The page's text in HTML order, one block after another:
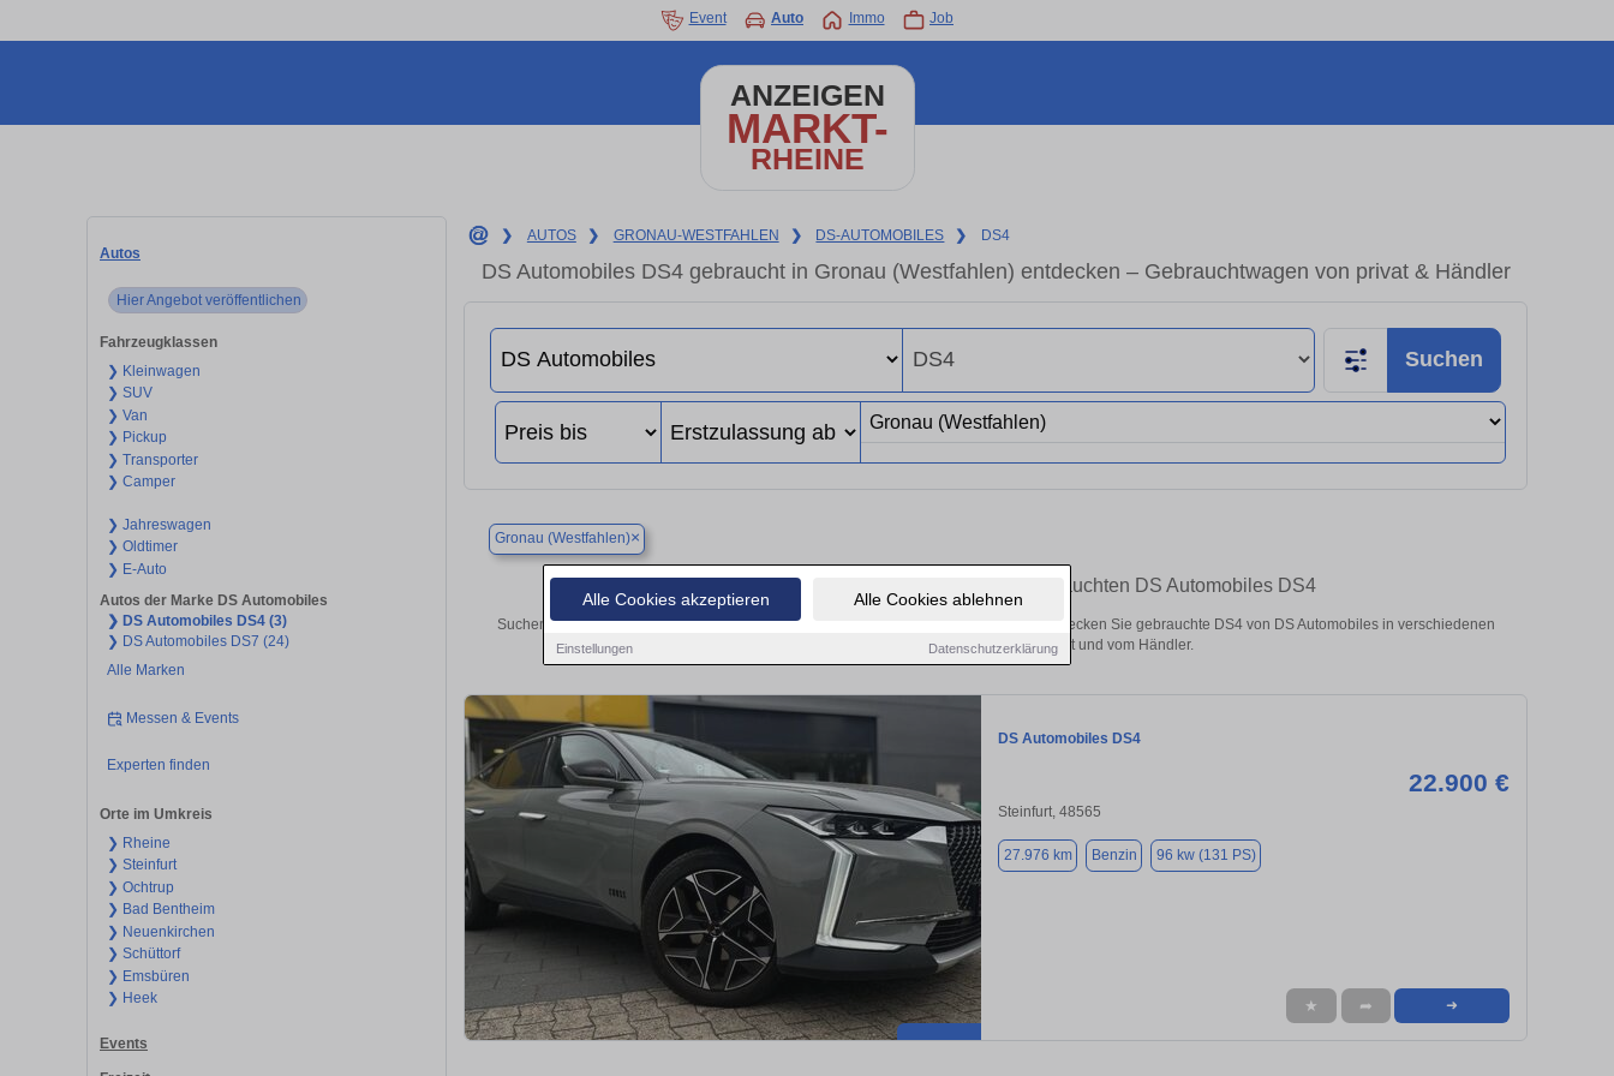
Alle Cookies akzeptieren Alle Cookies ablehnen
Einstellungen Datenschutzerklärung
Event Auto Immo Job
ANZEIGEN
MARKT-
RHEINE
Autos
Hier Angebot veröffentlichen
Fahrzeugklassen
❯ Kleinwagen
❯ SUV
❯ Van
❯ Pickup
❯ Transporter
❯ Camper
❯ Jahreswagen
❯ Oldtimer
❯ E-Auto
Autos der Marke DS Automobiles
❯ DS Automobiles DS4 (3)
❯ DS Automobiles DS7 (24)
Alle Marken
Messen & Events
Experten finden
Orte im Umkreis
❯ Rheine
❯ Steinfurt
❯ Ochtrup
❯ Bad Bentheim
❯ Neuenkirchen
❯ Schüttorf
❯ Emsbüren
❯ Heek
Events
❯ AUTOS ❯ GRONAU-WESTFAHLEN ❯ DS-AUTOMOBILES ❯ DS4
DS Automobiles DS4 gebraucht in Gronau (Westfahlen) entdecken – Gebrauchtwagen von privat & Händler
Suchen
Gronau (Westfahlen)×
Finden Sie in Gronau (Westfahlen) Ihren gebrauchten DS Automobiles DS4
Suchen Sie in Gronau (Westfahlen) einen DS Automobiles DS4 Gebrauchtwagen? Entdecken Sie gebrauchte DS4 von DS Automobiles in verschiedenen
Ausführungen und Preisklassen von privat und vom Händler.
DS Automobiles DS4
22.900 €
Steinfurt, 48565
27.976 km Benzin 96 kw (131 PS)
★ ➦ ➜